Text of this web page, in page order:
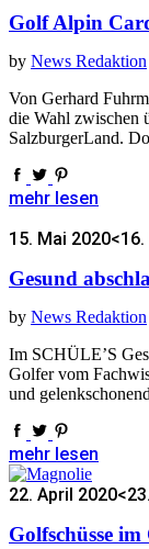
Golf Alpin
by News Redaktion
Von Gerhard
die Wahl zwischen
SalzburgerLand.
mehr lesen
15. Mai 2020
Gesund
by News Redaktion
Im SCHÜLE’S
Golfer vom
und
mehr lesen
22. April 2020
Golfschüsse